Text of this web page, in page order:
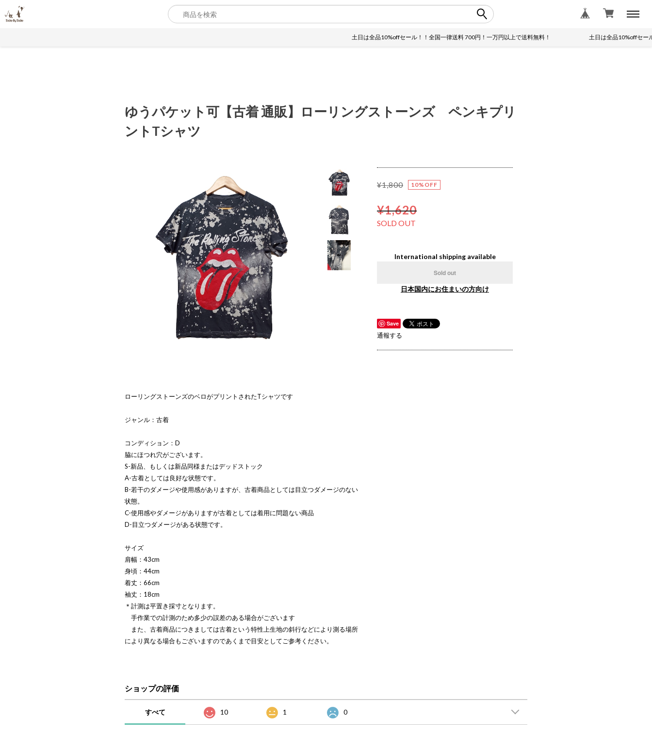
土日は全品10%offセール！！全国一律送料 700円！一万円以上で送料無料！ 土日は全品10%offセール！
ゆうパケット可【古着 通販】ローリングストーンズ ペンキプリ
ントTシャツ
ローリングストーンズのベロがプリントされたTシャツです
ジャンル：古着
コンディション：D
脇にほつれ穴がございます。
S-新品、もしくは新品同様またはデッドストック
A-古着としては良好な状態です。
B-若干のダメージや使用感がありますが、古着商品としては目立つダメージのない
状態。
C-使用感やダメージがありますが古着としては着用に問題ない商品
D-目立つダメージがある状態です。
サイズ
肩幅：43cm
身頃：44cm
着丈：66cm
袖丈：18cm
＊計測は平置き採寸となります。
手作業での計測のため多少の誤差のある場合がございます
また、古着商品につきましては古着という特性上生地の斜行などにより測る場所
により異なる場合もございますのであくまで目安としてご参考ください。
¥1,800 10%OFF
¥1,620
SOLD OUT
International shipping available
Sold out
日本国内にお住まいの方向け
Save
通報する
ショップの評価
すべて 10 1 0